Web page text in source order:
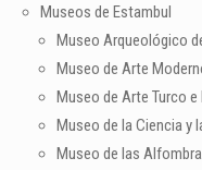
Museos de Estambul
Museo Arqueológico
Museo de Arte
Museo de Arte Turco
Museo de la Ciencia y
Museo de las